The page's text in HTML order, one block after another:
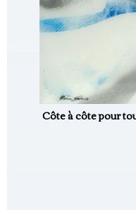
Côte à côte pour